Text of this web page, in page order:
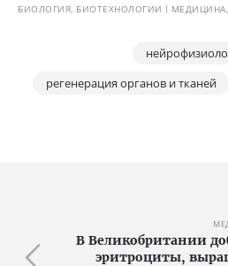
БИОЛОГИЯ, БИОТЕХНОЛОГИИ
регенерация органов и тканей
В Великобритании
эритроциты,